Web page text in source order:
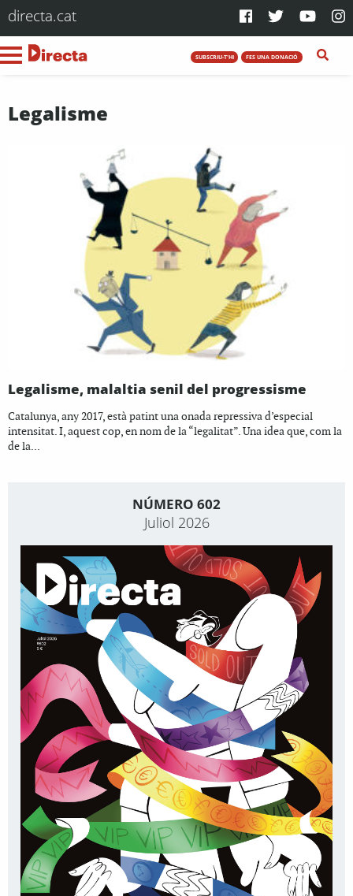
directa.cat
SUBSCRIU-T'HI FES UNA DONACIÓ
Legalisme
Legalisme, malaltia senil del progressisme
Catalunya, any 2017, està patint una onada repressiva d’especial
intensitat. I, aquest cop, en nom de la “legalitat”. Una idea que, com la
de la...
NÚMERO 602
Juliol 2026